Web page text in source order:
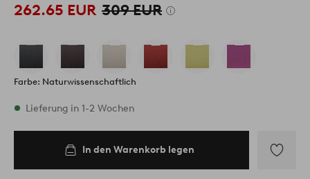
262.65 EUR 309 EUR
Farbe: Naturwissenschaftlich
Vorrätig
Lieferung in 1-2 Wochen
In den Warenkorb legen